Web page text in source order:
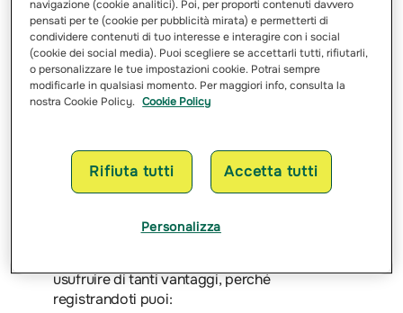
Perché iscriversi
usufruire di tanti vantaggi, perché
registrandoti puoi:
navigazione (cookie analitici). Poi, per proporti contenuti davvero
pensati per te (cookie per pubblicità mirata) e permetterti di
condividere contenuti di tuo interesse e interagire con i social
(cookie dei social media). Puoi scegliere se accettarli tutti, rifiutarli,
o personalizzare le tue impostazioni cookie. Potrai sempre
modificarle in qualsiasi momento. Per maggiori info, consulta la
nostra Cookie Policy. Cookie Policy
Rifiuta tutti Accetta tutti
Personalizza